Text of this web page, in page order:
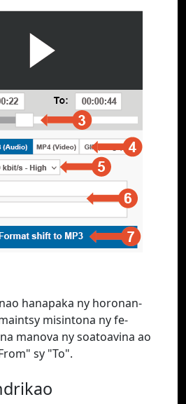
hanapaka ny horonan-
misintona ny fe-
manova ny soatoavina ao
sy "To".